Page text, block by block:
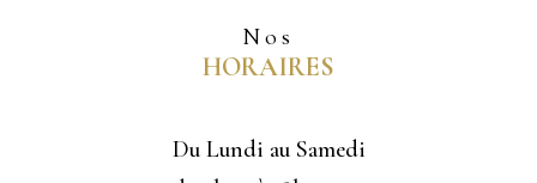
Nos
HORAIRES
Du Lundi au Samedi